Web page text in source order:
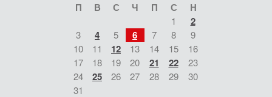
П В С Ч П С Н
1 2
3 4 5 6 7 8
9
10
11 12 13 14 15
16
17
18 19 20 21 22
23
24
25 26 27 28 29
30
31